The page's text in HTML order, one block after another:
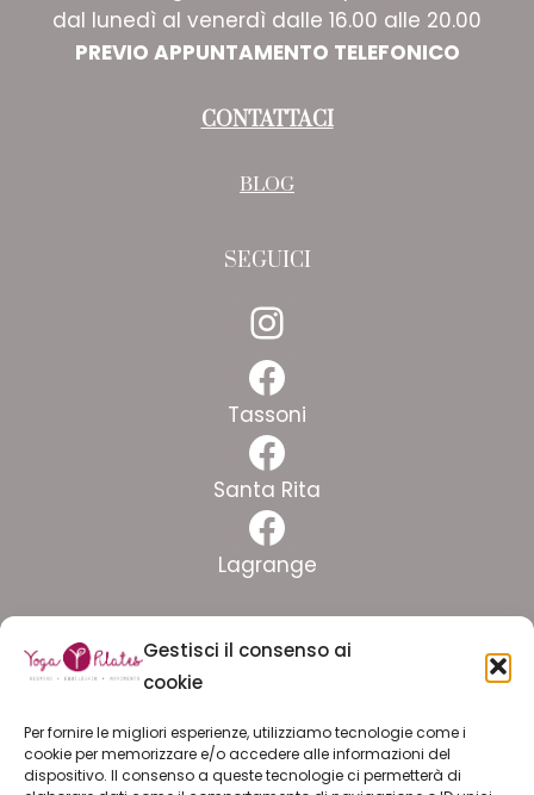
Gestisci il consenso ai
cookie
Per fornire le migliori esperienze, utilizziamo tecnologie come i
cookie per memorizzare e/o accedere alle informazioni del
dispositivo. Il consenso a queste tecnologie ci permetterà di
dal lunedì al venerdì dalle 16.00 alle 20.00
PREVIO APPUNTAMENTO TELEFONICO
CONTATTACI
BLOG
SEGUICI
Instagram
Facebook
Tassoni
Facebook
Santa Rita
Facebook
Lagrange
Facebook
Facebook
Pinelli